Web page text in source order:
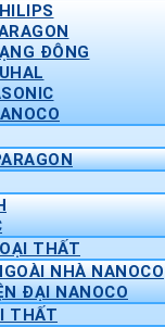
ĐÔNG
THẤT
NHÀ NANOCO
ĐẠI NANOCO
THẤT